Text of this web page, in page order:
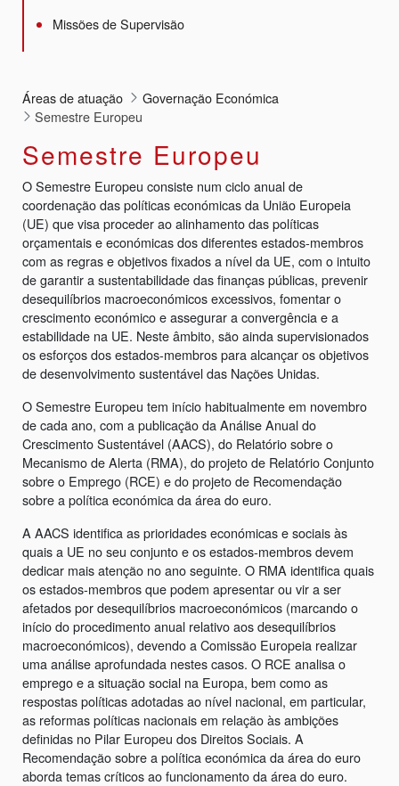
Missões de Supervisão
Áreas de atuação
Governação Económica
Semestre Europeu
Semestre Europeu
O Semestre Europeu consiste num ciclo anual de
coordenação das políticas económicas da União Europeia
(UE) que visa proceder ao alinhamento das políticas
orçamentais e económicas dos diferentes estados-membros
com as regras e objetivos fixados a nível da UE, com o intuito
de garantir a sustentabilidade das finanças públicas, prevenir
desequilíbrios macroeconómicos excessivos, fomentar o
crescimento económico e assegurar a convergência e a
estabilidade na UE. Neste âmbito, são ainda supervisionados
os esforços dos estados-membros para alcançar os objetivos
de desenvolvimento sustentável das Nações Unidas.
O Semestre Europeu tem início habitualmente em novembro
de cada ano, com a publicação da Análise Anual do
Crescimento Sustentável (AACS), do Relatório sobre o
Mecanismo de Alerta (RMA), do projeto de Relatório Conjunto
sobre o Emprego (RCE) e do projeto de Recomendação
sobre a política económica da área do euro.
A AACS identifica as prioridades económicas e sociais às
quais a UE no seu conjunto e os estados-membros devem
dedicar mais atenção no ano seguinte. O RMA identifica quais
os estados-membros que podem apresentar ou vir a ser
afetados por desequilíbrios macroeconómicos (marcando o
início do procedimento anual relativo aos desequilíbrios
macroeconómicos), devendo a Comissão Europeia realizar
uma análise aprofundada nestes casos. O RCE analisa o
emprego e a situação social na Europa, bem como as
respostas políticas adotadas ao nível nacional, em particular,
as reformas políticas nacionais em relação às ambições
definidas no Pilar Europeu dos Direitos Sociais. A
Recomendação sobre a política económica da área do euro
aborda temas críticos ao funcionamento da área do euro.